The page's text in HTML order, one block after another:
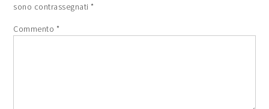
sono contrassegnati*
Commento *